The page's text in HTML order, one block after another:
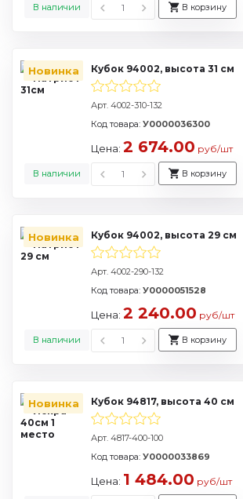
В наличии В корзину
Новинка Кубок 94002, высота 31 см
Арт. 4002-310-132
В наличии
Код товара: У0000036300
Цена: 2 674.00 руб/шт
В корзину
Новинка Кубок 94002, высота 29 см
Арт. 4002-290-132
В наличии
Код товара: У0000051528
Цена: 2 240.00 руб/шт
В корзину
Новинка Кубок 94817, высота 40 см
Арт. 4817-400-100
Код товара: У0000033869
Цена: 1 484.00 руб/шт